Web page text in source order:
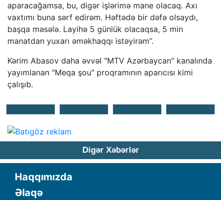
aparacağamsa, bu, digər işlərimə mane olacaq. Axı
vaxtımı buna sərf edirəm. Həftədə bir dəfə olsaydı,
başqa məsələ. Layihə 5 günlük olacaqsa, 5 min
manatdan yuxarı əməkhaqqı istəyirəm”.
Kərim Abasov daha əvvəl "MTV Azərbaycan" kanalında
yayımlanan "Meqa şou" proqramının aparıcısı kimi
çalışıb.
Digər Xəbərlər
Haqqımızda
Əlaqə